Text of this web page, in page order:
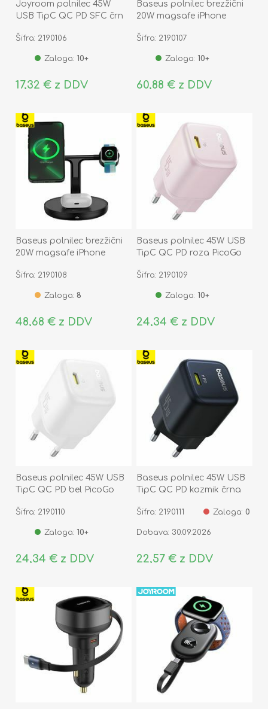
Joyroom polnilec 45W
USB TipC QC PD SFC črn
Šifra: 2190106
Zaloga: 10+
17,32 € z DDV
Baseus polnilec brezžični
20W magsafe iPhone
Šifra: 2190107
Zaloga: 10+
60,88 € z DDV
Baseus polnilec brezžični
20W magsafe iPhone
Šifra: 2190108
Zaloga: 8
48,68 € z DDV
Baseus polnilec 45W USB
TipC QC PD roza PicoGo
Šifra: 2190109
Zaloga: 10+
24,34 € z DDV
Baseus polnilec 45W USB
TipC QC PD bel PicoGo
Šifra: 2190110
Zaloga: 10+
24,34 € z DDV
Baseus polnilec 45W USB
TipC QC PD kozmik črna
Šifra: 2190111 Zaloga: 0
Dobava: 30.09.2026
22,57 € z DDV